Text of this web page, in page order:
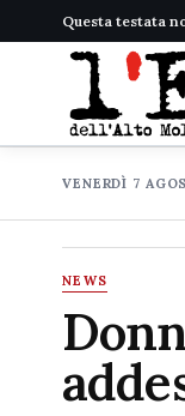
Questa testata
VENERDÌ 7
NEWS